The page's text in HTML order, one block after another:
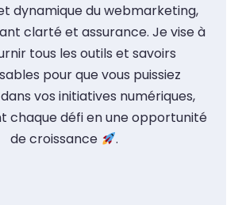
dynamique du webmarketing,
clarté et assurance. Je vise à
tous les outils et savoirs
pour que vous puissiez
vos initiatives numériques,
chaque défi en une opportunité
de croissance
.